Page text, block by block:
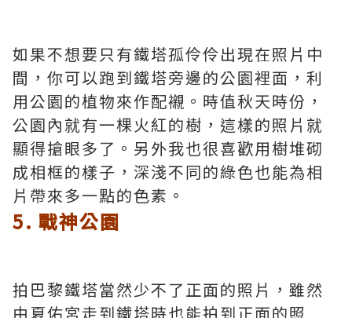
如果不想要只有鐵塔孤伶伶出現在照片中
間，你可以跑到鐵塔旁邊的公園裡面，利
用公園的植物來作配襯。時值秋天時份，
公園內就有一棵火紅的樹，這樣的照片就
顯得搶眼多了。另外我也很喜歡用樹堆砌
成相框的樣子，深淺不同的綠色也能為相
片帶來多一點的色素。
5. 戰神公園
拍巴黎鐵塔當然少不了正面的照片，雖然
由夏佑宮走到鐵塔時也能拍到正面的照